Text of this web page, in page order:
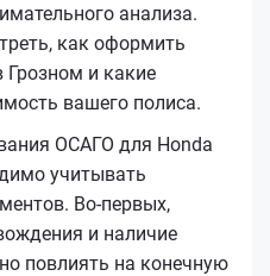
анализа.
как оформить
Грозном и какие
вашего полиса.
ОСАГО для Honda
учитывать
Во-первых,
и наличие
повлиять на конечную